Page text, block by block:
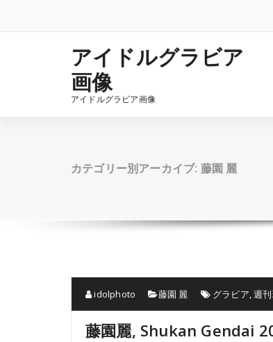
テ
アイドルグラビア
画像
アイドルグラビア画像
カテゴリー別アーカイブ: 藤園 麗
idolphoto 藤園 麗 グラビア,週
藤園麗, Shukan Gendai